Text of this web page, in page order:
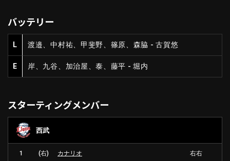
バッテリー
L 渡邉、中村祐、甲斐野、篠原、森脇 - 古賀悠
E 岸、九谷、加治屋、泰、藤平 - 堀内
スターティングメンバー
西武
1 (右) カナリオ
右右